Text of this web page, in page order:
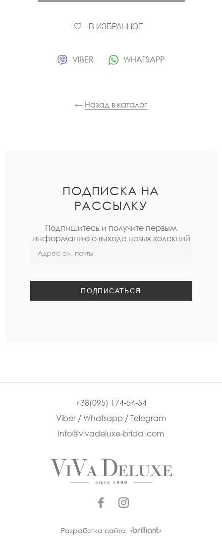
В ИЗБРАННОЕ
VIBER WHATSAPP
← Назад в каталог
ПОДПИСКА НА
РАССЫЛКУ
Подпишитесь и получите первым
информацию о выходе новых колекций
+38(095) 174-54-54
Viber / Whatsapp / Telegram
info@vivadeluxe-bridal.com
Разработка сайта